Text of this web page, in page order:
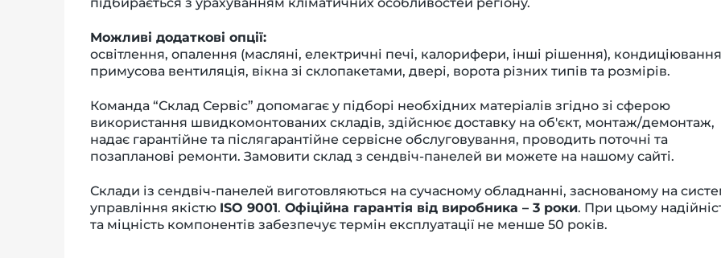
Можливі додаткові опції:
освітлення, опалення (масляні, електричні печі, калорифери, інші рішення),
примусова вентиляція, вікна зі склопакетами, двері, ворота різних типів та розмірів.
Команда “Склад Сервіс” допомагає у підборі необхідних матеріалів згідно зі сферою
використання швидкомонтованих складів, здійснює доставку на об'єкт, монтаж/демонтаж,
надає гарантійне та післягарантійне сервісне обслуговування, проводить поточні та
позапланові ремонти. Замовити склад з сендвіч-панелей ви можете на нашому сайті.
Склади із сендвіч-панелей виготовляються на сучасному обладнанні, заснованому на
управління якістю ISO 9001. Офіційна гарантія від виробника – 3 роки. При цьому
та міцність компонентів забезпечує термін експлуатації не менше 50 років.